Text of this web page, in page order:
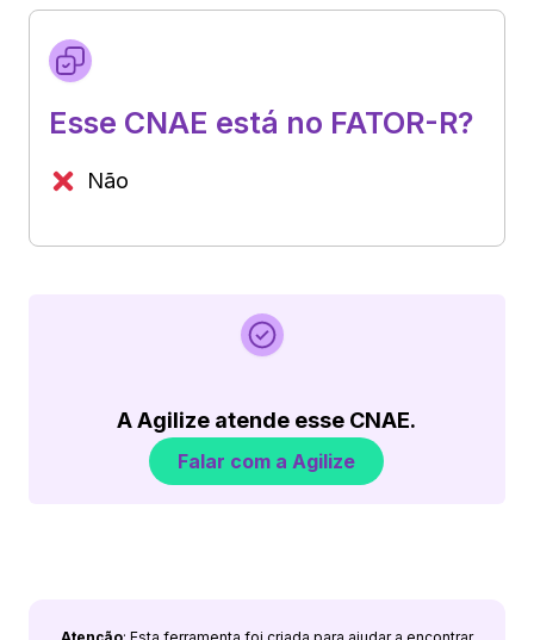
Esse CNAE está no FATOR-R?
Não
A Agilize atende esse CNAE.
Falar com a Agilize